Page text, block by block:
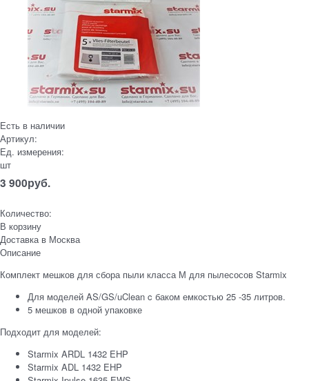
Есть в наличии
Артикул:
Ед. измерения:
шт
3 900руб.
Количество:
В корзину
Доставка в Москва
Описание
Комплект мешков для сбора пыли класса М для пылесосов Starmix
Для моделей AS/GS/uClean c баком емкостью 25 -35 литров.
5 мешков в одной упаковке
Подходит для моделей:
Starmix ARDL 1432 EHP
Starmix ADL 1432 EHP